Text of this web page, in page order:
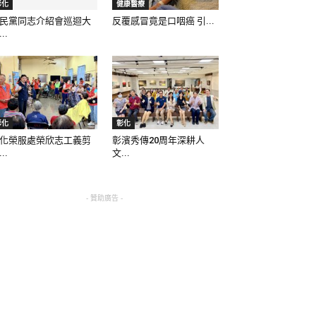
黨同志介紹會巡迴大
健康醫療
反覆感冒竟是口咽癌 引...
榮服處榮欣志工義剪
彰化
彰濱秀傳20周年深耕人
文...
- 贊助廣告 -